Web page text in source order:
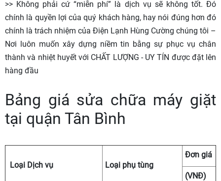
>> Không phải cứ “miễn phí” là dịch vụ sẽ không tốt. Đó
chính là quyền lợi của quý khách hàng, hay nói đúng hơn đó
chính là trách nhiệm của Điện Lạnh Hùng Cường chúng tôi –
Nơi luôn muốn xây dựng niềm tin bằng sự phục vụ chân
thành và nhiệt huyết với CHẤT LƯỢNG - UY TÍN được đặt lên
hàng đầu
Bảng giá sửa chữa máy giặt
tại quận Tân Bình
Loại Dịch vụ Loại phụ tùng
Đơn giá
(VNĐ)